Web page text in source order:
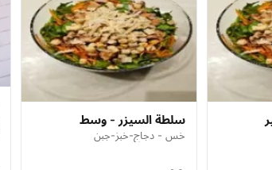
سلطة السيزر - وسط
خس - دجاج-خبز-جبن